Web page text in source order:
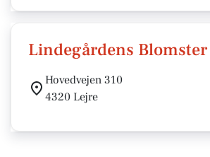
Lindegårdens Blomster
Hovedvejen 310
4320 Lejre